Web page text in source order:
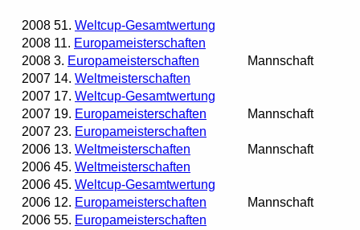
2008 51. Weltcup-Gesamtwertung
2008 11. Europameisterschaften
2008 3. Europameisterschaften
Mannschaft
2007 14. Weltmeisterschaften
2007 17. Weltcup-Gesamtwertung
2007 19. Europameisterschaften
Mannschaft
2007 23. Europameisterschaften
2006 13. Weltmeisterschaften
Mannschaft
2006 45. Weltmeisterschaften
2006 45. Weltcup-Gesamtwertung
2006 12. Europameisterschaften
Mannschaft
2006 55. Europameisterschaften